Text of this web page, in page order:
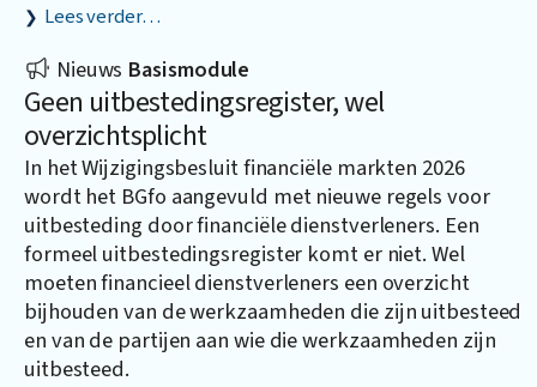
Lees verder…
Nieuws Basismodule
Geen uitbestedingsregister, wel
overzichtsplicht
In het Wijzigingsbesluit financiële markten 2026
wordt het BGfo aangevuld met nieuwe regels voor
uitbesteding door financiële dienstverleners. Een
formeel uitbestedingsregister komt er niet. Wel
moeten financieel dienstverleners een overzicht
bijhouden van de werkzaamheden die zijn uitbesteed
en van de partijen aan wie die werkzaamheden zijn
uitbesteed.